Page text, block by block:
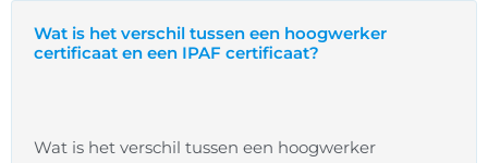
Wat is het verschil tussen een hoogwerker
certificaat en een IPAF certificaat?
Wat is het verschil tussen een hoogwerker